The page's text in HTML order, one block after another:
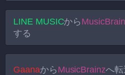
LINE MUSICから
する
Gaanaから MusicBrainzへ